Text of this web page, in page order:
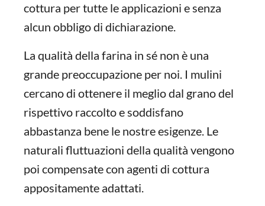
cottura per tutte le applicazioni e senza
alcun obbligo di dichiarazione.
La qualità della farina in sé non è una
grande preoccupazione per noi. I mulini
cercano di ottenere il meglio dal grano del
rispettivo raccolto e soddisfano
abbastanza bene le nostre esigenze. Le
naturali fluttuazioni della qualità vengono
poi compensate con agenti di cottura
appositamente adattati.